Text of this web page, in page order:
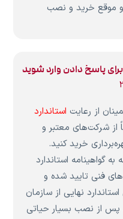
موقع خرید و نصب
از رعایت استاندارد
از شرکت‌های معتبر و
خرید کنید.
گواهینامه استاندارد
فنی تایید شده و
نهایی از سازمان
پس از نصب بسیار حیاتی
برای پاسخ دادن وارد شوید